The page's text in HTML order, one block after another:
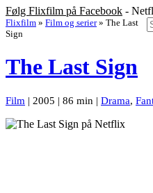
Følg Flixfilm på Facebook -
Flixfilm » Film og serier » The Last
Sign
The Last Sign
Film | 2005 | 86 min | Drama,